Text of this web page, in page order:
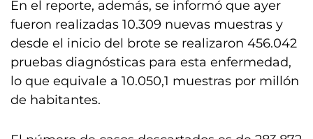
En el reporte, además, se informó que ayer
fueron realizadas 10.309 nuevas muestras y
desde el inicio del brote se realizaron 456.042
pruebas diagnósticas para esta enfermedad,
lo que equivale a 10.050,1 muestras por millón
de habitantes.